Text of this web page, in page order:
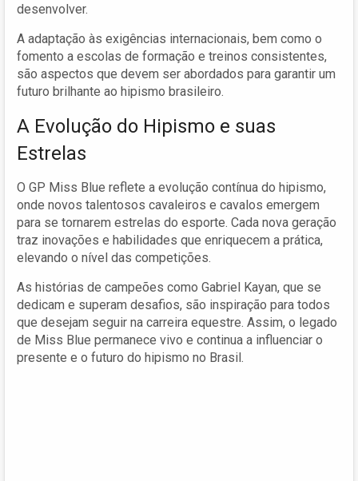
desenvolver.
A adaptação às exigências internacionais, bem como o
fomento a escolas de formação e treinos consistentes,
são aspectos que devem ser abordados para garantir um
futuro brilhante ao hipismo brasileiro.
A Evolução do Hipismo e suas
Estrelas
O GP Miss Blue reflete a evolução contínua do hipismo,
onde novos talentosos cavaleiros e cavalos emergem
para se tornarem estrelas do esporte. Cada nova geração
traz inovações e habilidades que enriquecem a prática,
elevando o nível das competições.
As histórias de campeões como Gabriel Kayan, que se
dedicam e superam desafios, são inspiração para todos
que desejam seguir na carreira equestre. Assim, o legado
de Miss Blue permanece vivo e continua a influenciar o
presente e o futuro do hipismo no Brasil.